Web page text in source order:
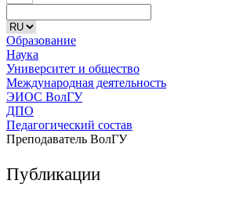
Образование
Наука
Университет и общество
Международная деятельность
ЭИОС ВолГУ
ДПО
Педагогический состав
Преподаватель ВолГУ
Публикации